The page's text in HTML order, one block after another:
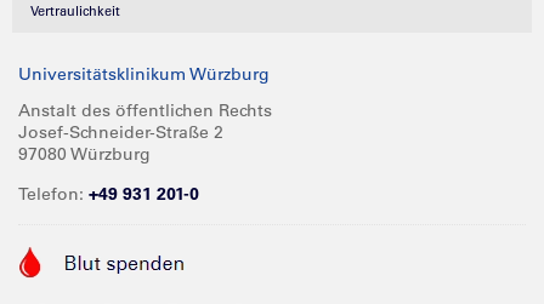
Vertraulichkeit
Universitätsklinikum Würzburg
Anstalt des öffentlichen Rechts
Josef-Schneider-Straße 2
97080 Würzburg
Telefon: +49 931 201-0